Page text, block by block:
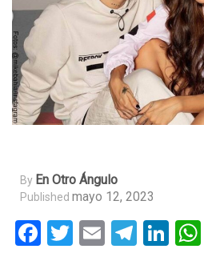
By En Otro Ángulo
Published mayo 12, 2023
Facebook
Twitter
Email